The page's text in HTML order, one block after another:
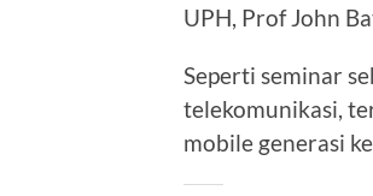
UPH, Prof John
Seperti seminar
telekomunikasi,
mobile generasi